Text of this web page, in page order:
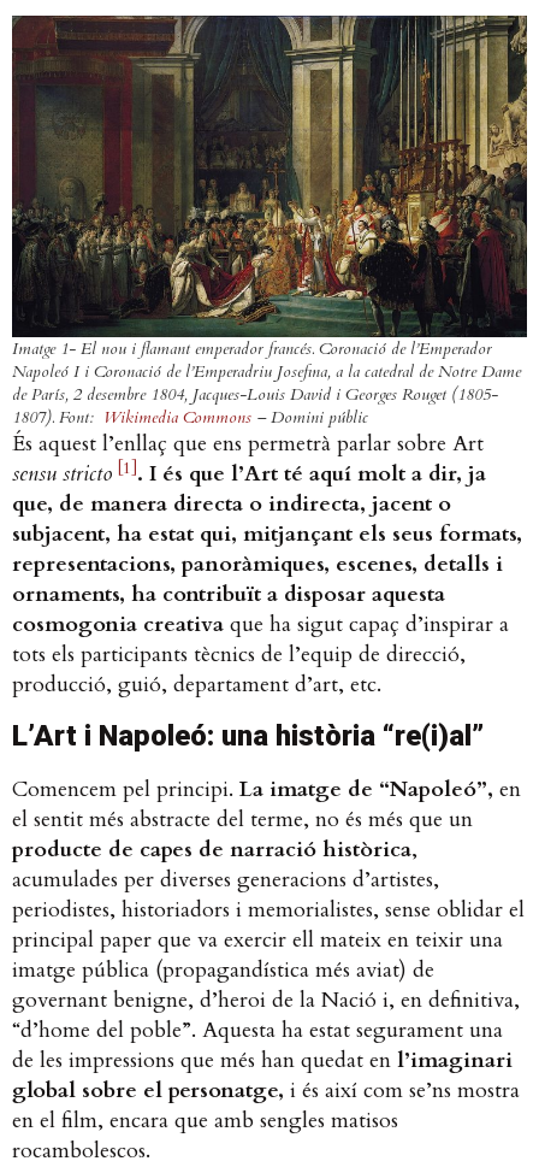
Imatge 1- El nou i flamant emperador francés. Coronació de l’Emperador
Napoleó I i Coronació de l’Emperadriu Josefina, a la catedral de Notre Dame
de París, 2 desembre 1804, Jacques-Louis David i Georges Rouget (1805-
1807). Font: Wikimedia Commons – Domini públic
És aquest l’enllaç que ens permetrà parlar sobre Art
sensu stricto [1] . I és que l’Art té aquí molt a dir, ja
que, de manera directa o indirecta, jacent o
subjacent, ha estat qui, mitjançant els seus formats,
representacions, panoràmiques, escenes, detalls i
ornaments, ha contribuït a disposar aquesta
cosmogonia creativa que ha sigut capaç d’inspirar a
tots els participants tècnics de l’equip de direcció,
producció, guió, departament d’art, etc.
L’Art i Napoleó: una història “re(i)al”
Comencem pel principi. La imatge de “Napoleó”, en
el sentit més abstracte del terme, no és més que un
producte de capes de narració històrica,
acumulades per diverses generacions d’artistes,
periodistes, historiadors i memorialistes, sense oblidar el
principal paper que va exercir ell mateix en teixir una
imatge pública (propagandística més aviat) de
governant benigne, d’heroi de la Nació i, en definitiva,
“d’home del poble”. Aquesta ha estat segurament una
de les impressions que més han quedat en l’imaginari
global sobre el personatge, i és així com se’ns mostra
en el film, encara que amb sengles matisos
rocambolescos.